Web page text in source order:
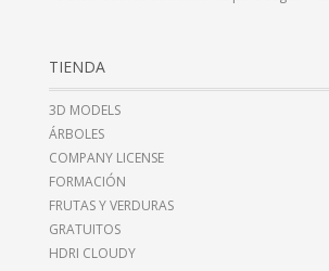
TIENDA
3D MODELS
ÁRBOLES
COMPANY LICENSE
FORMACIÓN
FRUTAS Y VERDURAS
GRATUITOS
HDRI CLOUDY